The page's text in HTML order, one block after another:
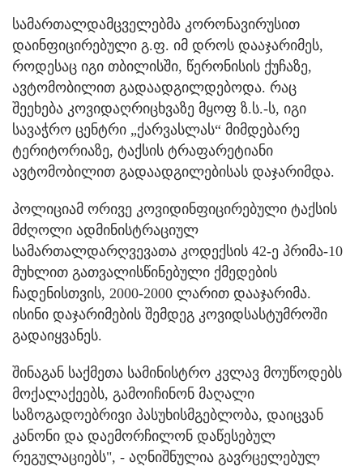
სამართალდამცველებმა კორონავირუსით
დაინფიცირებული გ.ფ. იმ დროს დააჯარიმეს,
როდესაც იგი თბილისში, წერონისის ქუჩაზე,
ავტომობილით გადაადგილდებოდა. რაც
შეეხება კოვიდაღრიცხვაზე მყოფ ზ.ს.-ს, იგი
სავაჭრო ცენტრი „ქარვასლას“ მიმდებარე
ტერიტორიაზე, ტაქსის ტრაფარეტიანი
ავტომობილით გადაადგილებისას დაჯარიმდა.
პოლიციამ ორივე კოვიდინფიცირებული ტაქსის
მძღოლი ადმინისტრაციულ
სამართალდარღვევათა კოდექსის 42-ე პრიმა-10
მუხლით გათვალისწინებული ქმედების
ჩადენისთვის, 2000-2000 ლარით დააჯარიმა.
ისინი დაჯარიმების შემდეგ კოვიდსასტუმროში
გადაიყვანეს.
შინაგან საქმეთა სამინისტრო კვლავ მოუწოდებს
მოქალაქეებს, გამოიჩინონ მაღალი
საზოგადოებრივი პასუხისმგებლობა, დაიცვან
კანონი და დაემორჩილონ დაწესებულ
რეგულაციებს", - აღნიშნულია გავრცელებულ